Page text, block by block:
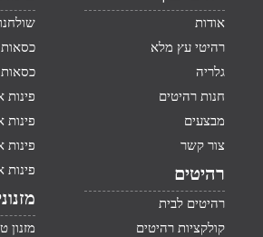
אודות
רהיטי עץ מלא
גלריה
חנות רהיטים
מבצעים
צור קשר
רהיטים
רהיטים לבית
קולקציות רהיטים
פינות
פינות
פינות
פינות
מזנון